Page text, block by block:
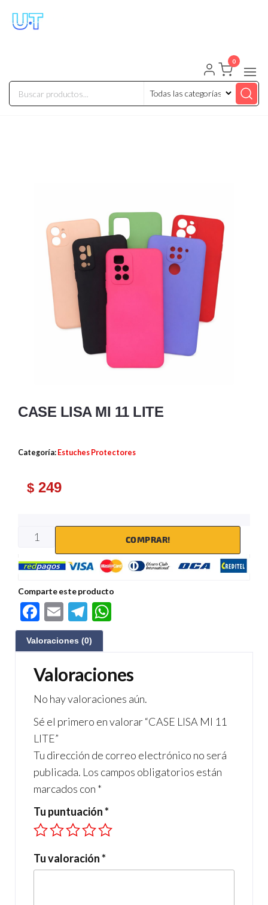
0
CASE LISA MI 11 LITE
Categoría: Estuches Protectores
$ 249
COMPRAR!
Comparte este producto
F
ac
e
b
o
o
k
E
m
ail
Te
le
gr
a
m
s
A
p
p
Valoraciones (0)
Valoraciones
No hay valoraciones aún.
Sé el primero en valorar “CASE LISA MI 11
LITE”
Tu dirección de correo electrónico no será
publicada. Los campos obligatorios están
marcados con *
Tu puntuación*
Tu valoración*